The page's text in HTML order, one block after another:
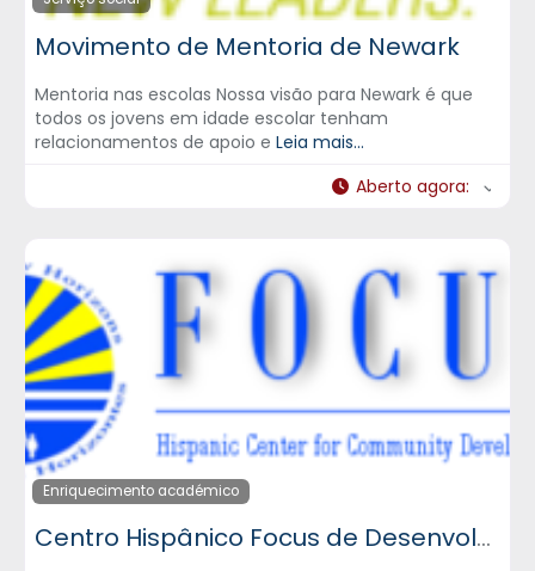
Movimento de Mentoria de Newark
Mentoria nas escolas Nossa visão para Newark é que
todos os jovens em idade escolar tenham
relacionamentos de apoio e Leia mais...
Aberto agora:
Enriquecimento académico
Centro Hispânico Focus de Desenvolvimento Comunitário, Inc.